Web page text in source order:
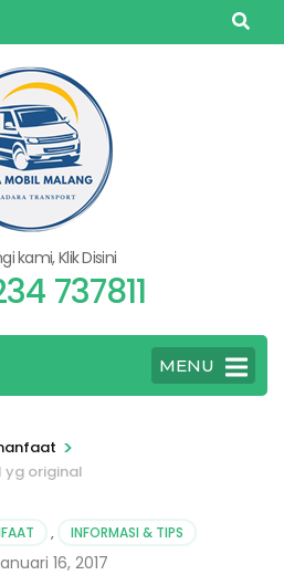
kami, Klik Disini
737811
MENU
>
yg original
, INFORMASI & TIPS
16, 2017